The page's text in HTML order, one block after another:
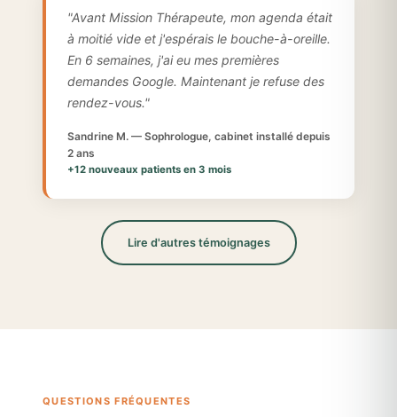
"Avant Mission Thérapeute, mon agenda était
à moitié vide et j'espérais le bouche-à-oreille.
En 6 semaines, j'ai eu mes premières
demandes Google. Maintenant je refuse des
rendez-vous."
Sandrine M. — Sophrologue, cabinet installé depuis
2 ans
+12 nouveaux patients en 3 mois
Lire d'autres témoignages
QUESTIONS FRÉQUENTES